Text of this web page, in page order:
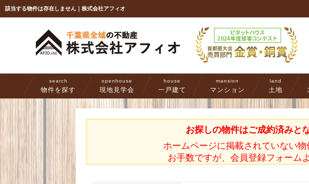
該当する物件は存在しません｜株式会社アフィオ
search
物件を探す
openhouse
現地見学会
house
一戸建て
mansion
マンション
land
土地
お探しの物件はご成約済みと
ホームページに掲載されていない物
お手数ですが、会員登録フォーム